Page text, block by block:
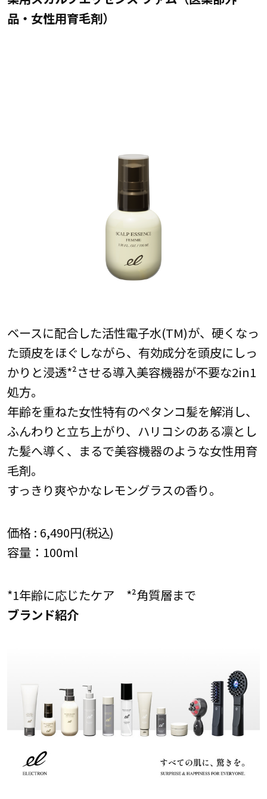
品・女性用育毛剤）
ベースに配合した活性電子水(TM)が、硬くなっ
た頭皮をほぐしながら、有効成分を頭皮にしっ
かりと浸透*²させる導入美容機器が不要な2in1
処方。
年齢を重ねた女性特有のペタンコ髪を解消し、
ふんわりと立ち上がり、ハリコシのある凛とし
た髪へ導く、まるで美容機器のような女性用育
毛剤。
すっきり爽やかなレモングラスの香り。
価格 : 6,490円(税込)
容量：100ml
*1年齢に応じたケア *²角質層まで
ブランド紹介